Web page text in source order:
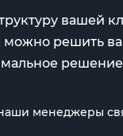
вашей
можно решить
наши менеджеры